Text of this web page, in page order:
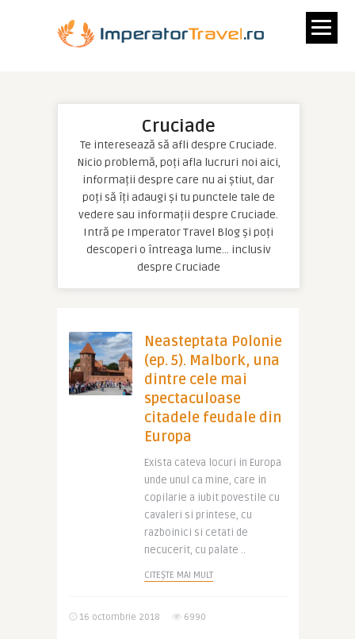
Cruciade
Te interesează să afli despre Cruciade.
Nicio problemă, poți afla lucruri noi aici,
informații despre care nu ai știut, dar
poți să îți adaugi și tu punctele tale de
vedere sau informații despre Cruciade.
Intră pe Imperator Travel Blog și poți
descoperi o întreaga lume… inclusiv
despre Cruciade
Neasteptata Polonie
(ep. 5). Malbork, una
dintre cele mai
spectaculoase
citadele feudale din
Europa
Exista cateva locuri in Europa
unde unul ca mine, care in
copilarie a iubit povestile cu
cavaleri si printese, cu
razboinici si cetati de
necucerit, cu palate ..
CITEȘTE MAI MULT
16 octombrie 2018 6990